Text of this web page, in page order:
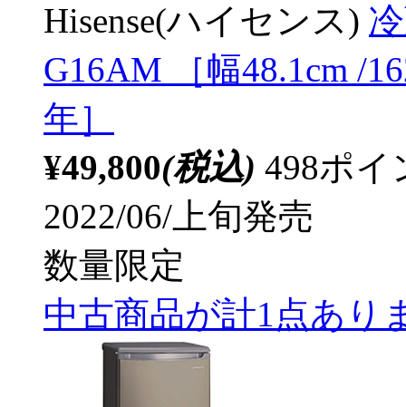
Hisense(ハイセンス)
G16AM ［幅48.1cm /
年］
¥49,800(税込) 498ポ
2022/06/上旬発売
数量限定
中古商品が計1点あり